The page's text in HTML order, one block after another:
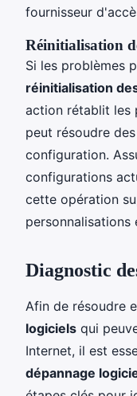
fournisseur
Réinitialisation
Si les problèmes
réinitialisation
action rétablit les
peut résoudre
configuration.
configurations
cette opération
personnalisations
Diagnostic
Afin de résoudre
logiciels qui
Internet, il est
dépannage